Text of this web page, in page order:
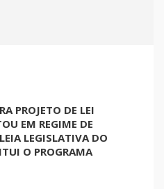
PROJETO DE LEI
EM REGIME DE
LEGISLATIVA DO
O PROGRAMA